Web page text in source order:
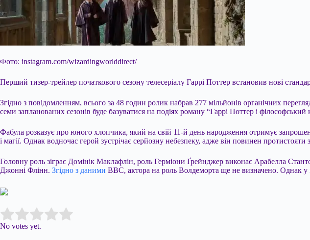
Фото: instagram.com/wizardingworlddirect/
Перший тизер-трейлер початкового сезону телесеріалу Гаррі Поттер встановив нові
Згідно з повідомленням, всього за 48 годин ролик набрав 277 мільйонів органічних
семи запланованих сезонів буде базуватися на подіях роману “Гаррі Поттер і філософський
Фабула розказує про юного хлопчика, який на свій 11-й день народження отримує
і магії. Однак водночас герой зустрічає серйозну небезпеку, адже він повинен
Головну роль зіграє Домінік Маклафлін, роль Герміони Ґрейнджер виконає Арабелла
Джонні Флінн. Згідно з даними ВВС, актора на роль Волдеморта ще не визначено. Однак у
Rate this item:
No votes yet.